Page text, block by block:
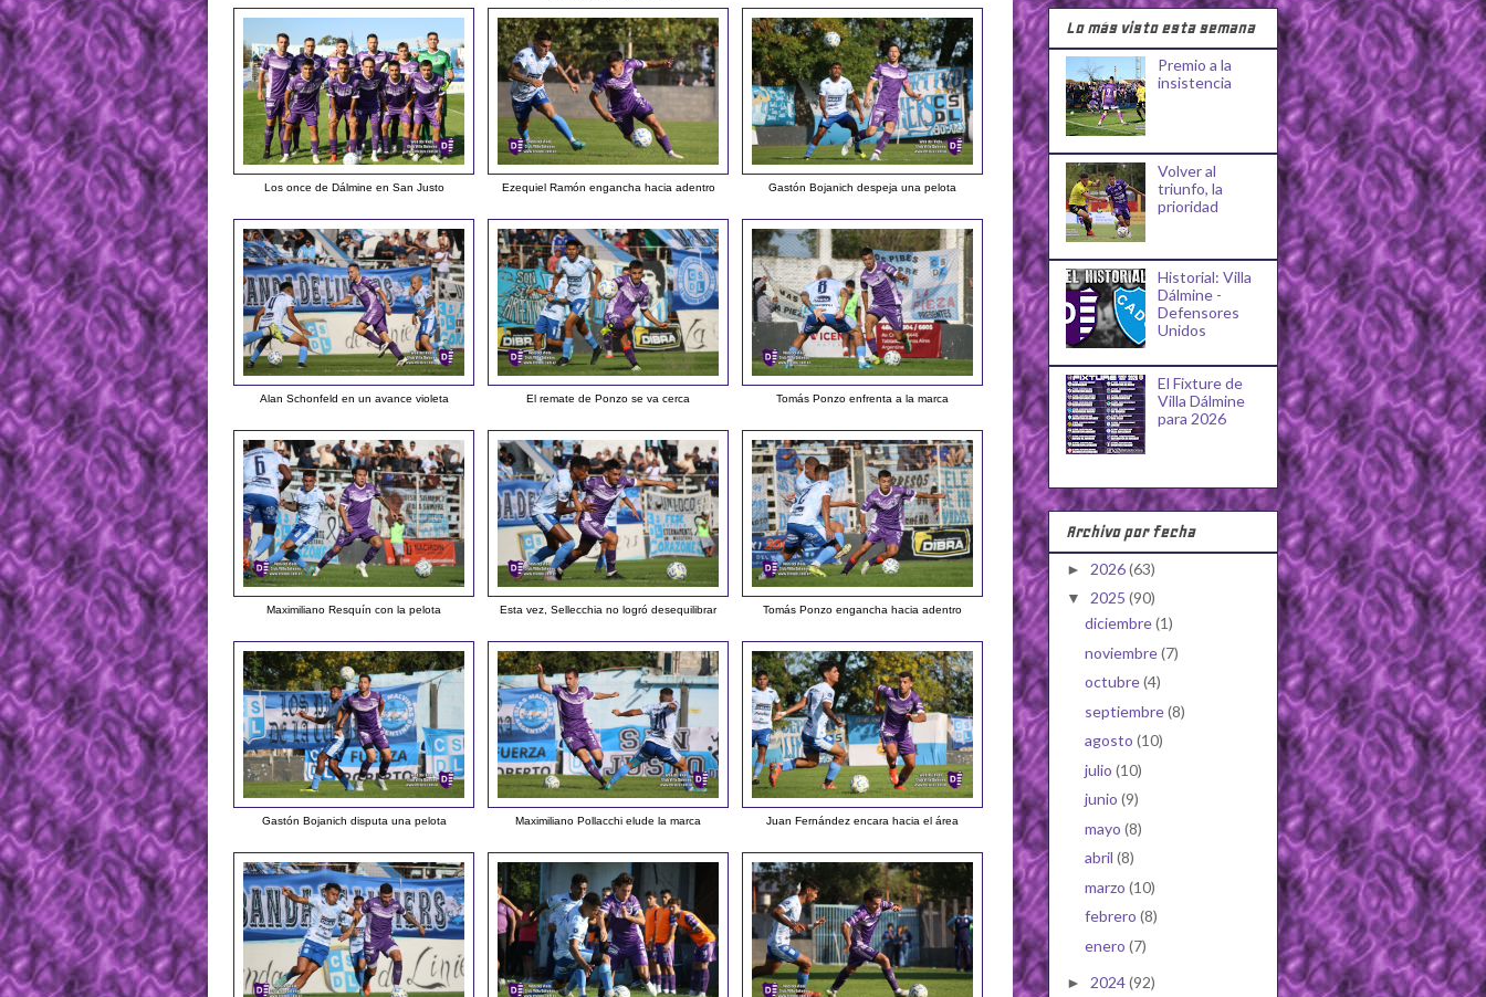
Los once de Dálmine en San Justo Ezequiel Ramón engancha hacia adentro Gastón Bojanich despeja una pelota
Alan Schonfeld en un avance violeta El remate de Ponzo se va cerca Tomás Ponzo enfrenta a la marca
Maximiliano Resquín con la pelota Esta vez, Sellecchia no logró desequilibrar Tomás Ponzo engancha hacia adentro
Gastón Bojanich disputa una pelota Maximiliano Pollacchi elude la marca Juan Fernández encara hacia el área
Lo más visto esta semana
Premio a la
insistencia
Volver al
triunfo, la
prioridad
Historial: Villa
Dálmine -
Defensores
Unidos
El Fixture de
Villa Dálmine
para 2026
Archivo por fecha
► 2026(63)
▼ 2025 (90)
diciembre(1)
noviembre(7)
octubre(4)
septiembre(8)
agosto (10)
julio (10)
junio (9)
mayo (8)
abril (8)
marzo (10)
febrero (8)
enero (7)
► 2024(92)